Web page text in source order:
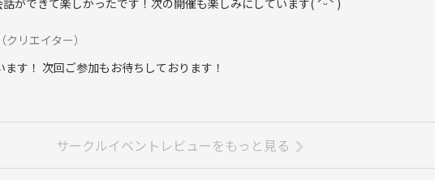
ができて楽しかったです！次の開催も楽しみにしています( ˊᵕˋ )
（クリエイター）
ます！ 次回ご参加もお待ちしております！
サークルイベントレビューをもっと見る